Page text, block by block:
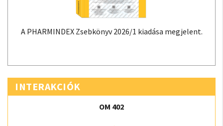
A PHARMINDEX Zsebkönyv 2026/1 kiadása megjelent.
INTERAKCIÓK
OM 402